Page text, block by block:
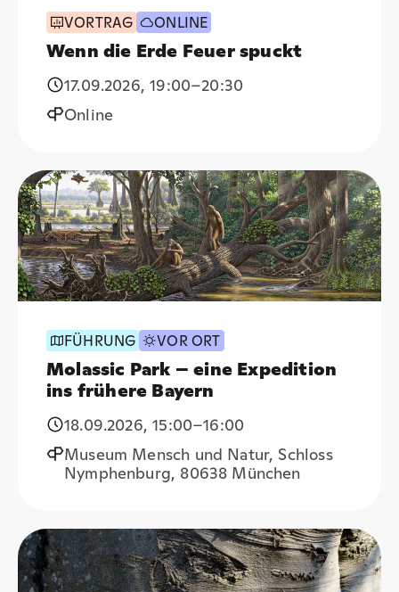
VORTRAG ONLINE
Wenn die Erde Feuer spuckt
17.09.2026,19:00–20:30
Online
FÜHRUNG VOR ORT
Molassic Park – eine Expedition
ins frühere Bayern
18.09.2026,15:00–16:00
Museum Mensch und Natur, Schloss
Nymphenburg, 80638 München